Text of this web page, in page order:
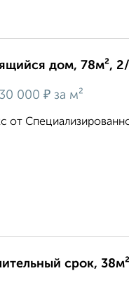
дом, 78м²,
000 ₽ за м²
от
срок,